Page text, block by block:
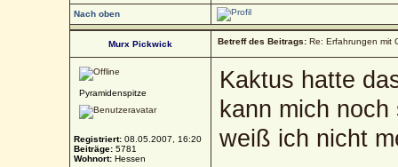
Nach oben
Murx Pickwick Betreff des Beitrags: Re: Erfahrungen mit
Pyramidenspitze
Registriert: 08.05.2007, 16:20
Beiträge: 5781
Wohnort: Hessen
Kaktus hatte
kann mich
weiß ich nicht